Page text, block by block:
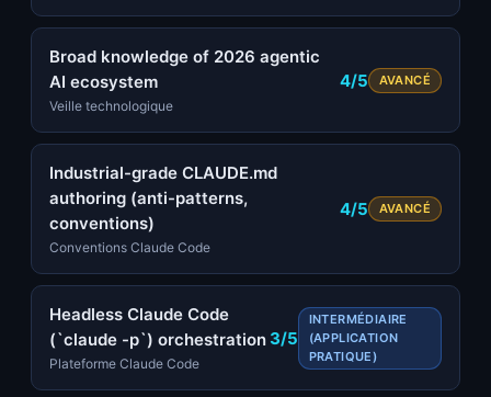
Broad knowledge of 2026 agentic
AI ecosystem
Veille technologique
4/5 AVANCÉ
Industrial-grade CLAUDE.md
authoring (anti-patterns,
conventions)
Conventions Claude Code
4/5 AVANCÉ
Headless Claude Code
(`claude -p`) orchestration
Plateforme Claude Code
3/5
INTERMÉDIAIRE
(APPLICATION
PRATIQUE)